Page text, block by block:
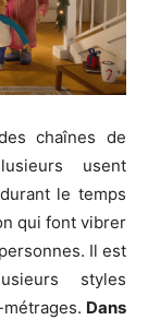
chaînes de
usent
le temps
qui font vibrer
Il est
styles
Dans